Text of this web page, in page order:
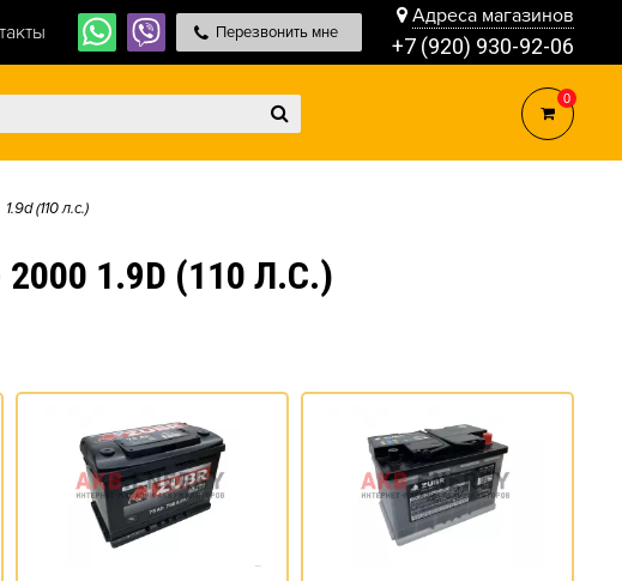
Перезвонить мне
Адреса магазинов
+7 (920) 930-92-06
0
1.9d (110 л.с.)
1.9D (110 Л.С.)